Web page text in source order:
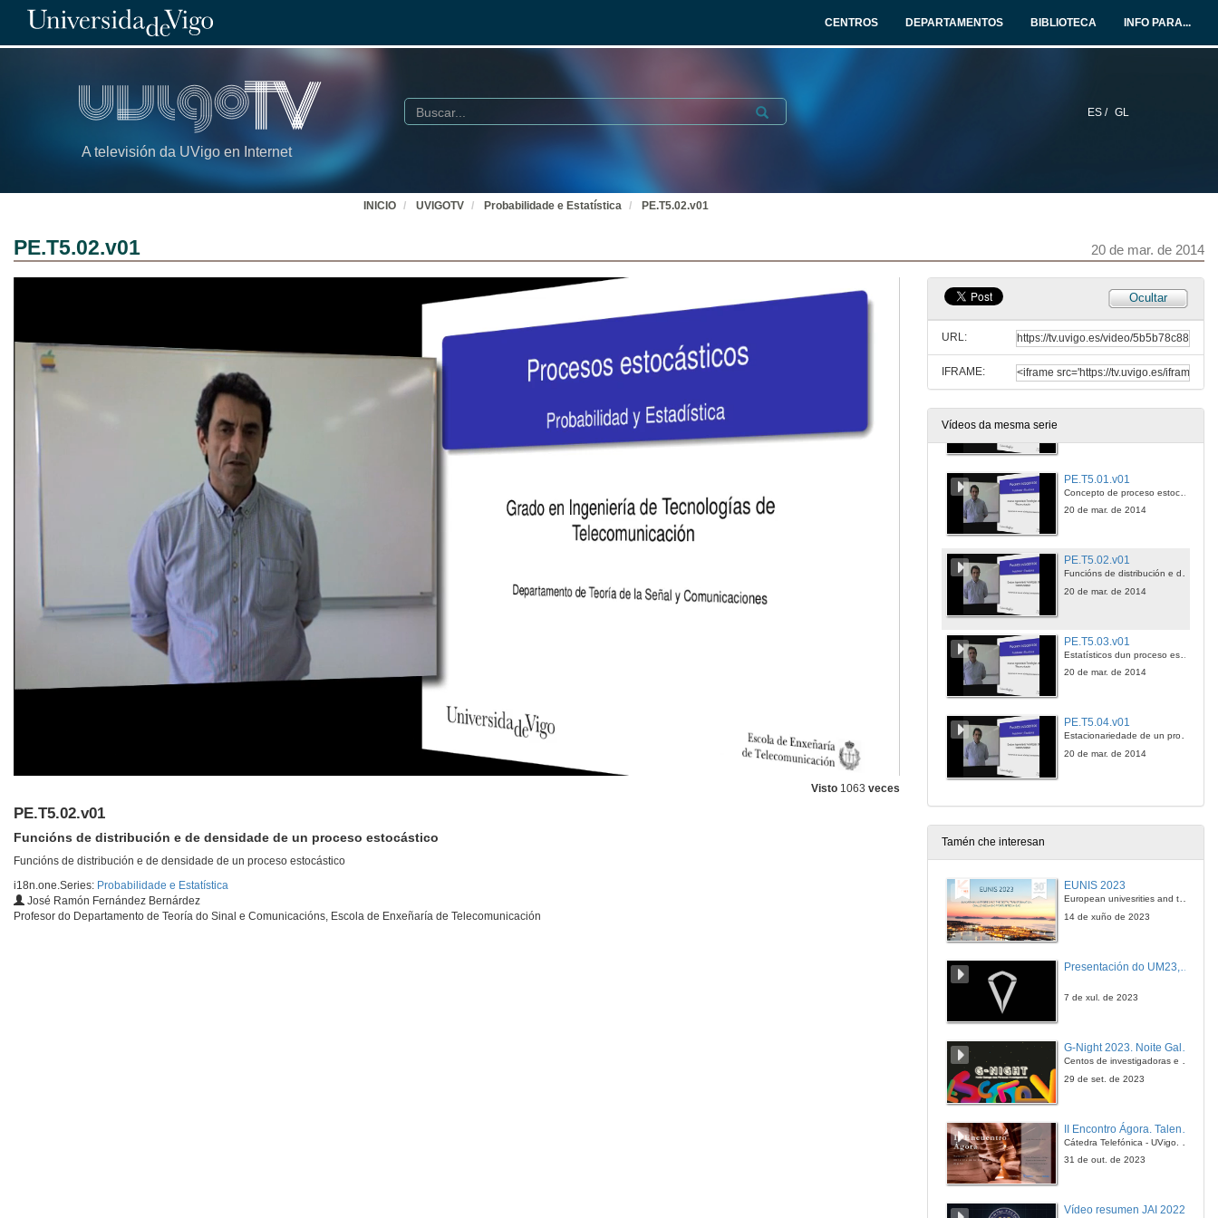
CENTROS DEPARTAMENTOS BIBLIOTECA INFO PARA...
A televisión da UVigo en Internet
ES / GL
Buscar Submit
INICIO UVIGOTV Probabilidade e Estatística PE.T5.02.v01
PE.T5.02.v01 20 de mar. de 2014
Visto 1063 veces
PE.T5.02.v01
Funcións de distribución e de densidade de un proceso estocástico
Funcións de distribución e de densidade de un proceso estocástico
i18n.one.Series: Probabilidade e Estatística
José Ramón Fernández Bernárdez
Profesor do Departamento de Teoría do Sinal e Comunicacións, Escola de Enxeñaría de Telecomunicación
Ocultar
URL:
IFRAME:
Vídeos da mesma serie
13 de feb. de 2014
Sucesións de Variables Aleatorias. Leis dos grandes números
Teorema central do límite. Versión continua
7 de dec. de 2020
Teorema central do límite. Versión discreta
PE.T5.01.v01
Concepto de proceso estocástico. Realizacións
20 de mar. de 2014
PE.T5.02.v01
Funcións de distribución e de densidade de un proceso estocástico
20 de mar. de 2014
PE.T5.03.v01
Estatísticos dun proceso estocástico
20 de mar. de 2014
PE.T5.04.v01
Estacionariedade de un proceso estocástico
20 de mar. de 2014
Tamén che interesan
EUNIS 2023
European univesrities and the digital transformation: challenges and opportunities ahead
14 de xuño de 2023
7 de xul. de 2023
G-Night 2023. Noite Galega das Persoas Investigadoras. Conciencias creativas
Centos de investigadoras e investigadores, decenas de actividades e sete cidades
29 de set. de 2023
Cátedra Telefónica - UVigo. Espazos de innovación
31 de out. de 2023
Vídeo resumen JAI 2022